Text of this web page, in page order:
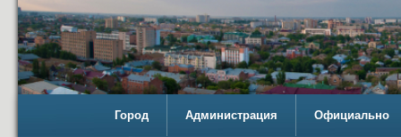
Город Администрация Официально